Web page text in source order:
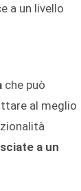
a un livello
che può
al meglio
a un